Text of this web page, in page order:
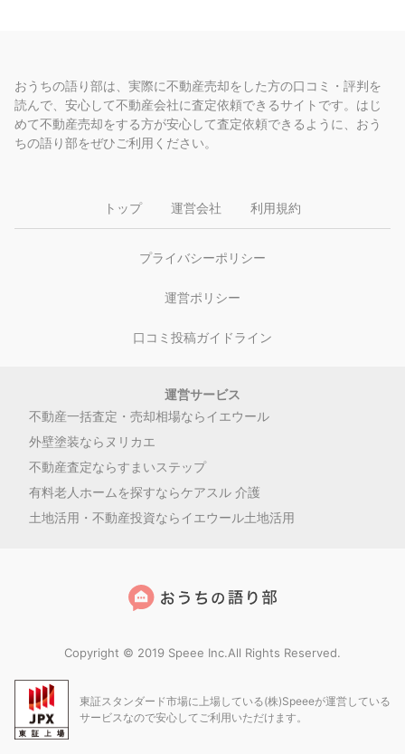
おうちの語り部は、実際に不動産売却をした方の口コミ・評判を
読んで、安心して不動産会社に査定依頼できるサイトです。はじ
めて不動産売却をする方が安心して査定依頼できるように、おう
ちの語り部をぜひご利用ください。
トップ 運営会社 利用規約
プライバシーポリシー
運営ポリシー
口コミ投稿ガイドライン
運営サービス
不動産一括査定・売却相場ならイエウール
外壁塗装ならヌリカエ
不動産査定ならすまいステップ
有料老人ホームを探すならケアスル 介護
土地活用・不動産投資ならイエウール土地活用
Copyright © 2019 Speee Inc.All Rights Reserved.
東証スタンダード市場に上場している(株)Speeeが運営している
サービスなので安心してご利用いただけます。